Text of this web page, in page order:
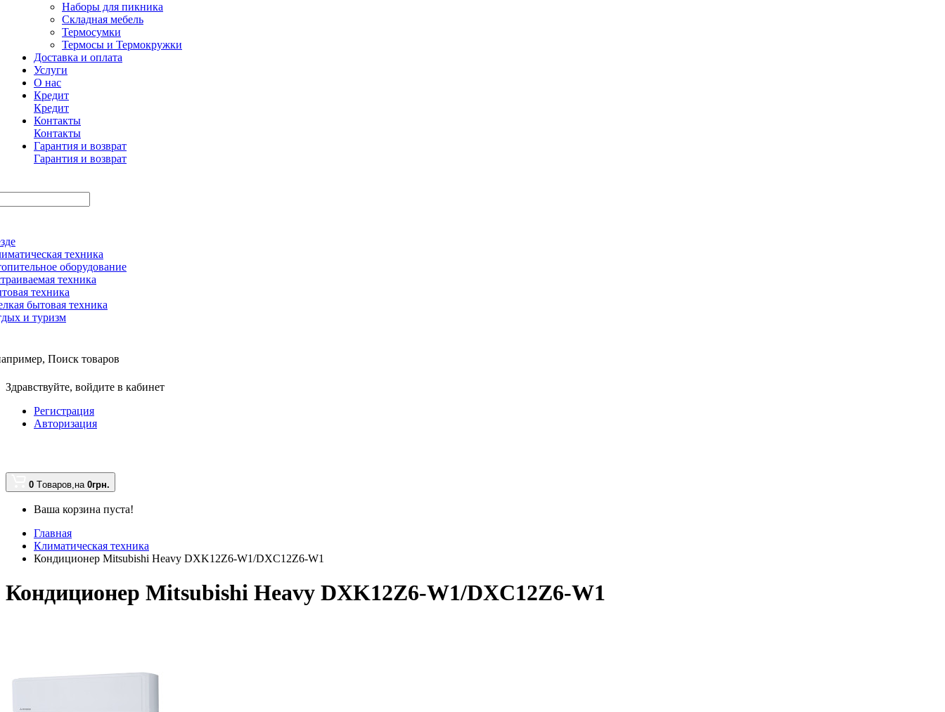
Наборы для пикника
Складная мебель
Термосумки
Термосы и Термокружки
Доставка и оплата
Услуги
О нас
Кредит
Кредит
Контакты
Контакты
Гарантия и возврат
Гарантия и возврат
техника
оборудование
техника
техника
бытовая техника
и туризм
Поиск товаров
Здравствуйте, войдите в кабинет
Регистрация
Авторизация
0 Tоваров,на 0грн.
Ваша корзина пуста!
Главная
Климатическая техника
Кондиционер Mitsubishi Heavy DXK12Z6-W1/DXC12Z6-W1
Кондиционер Mitsubishi Heavy DXK12Z6-W1/DXC12Z6-W1